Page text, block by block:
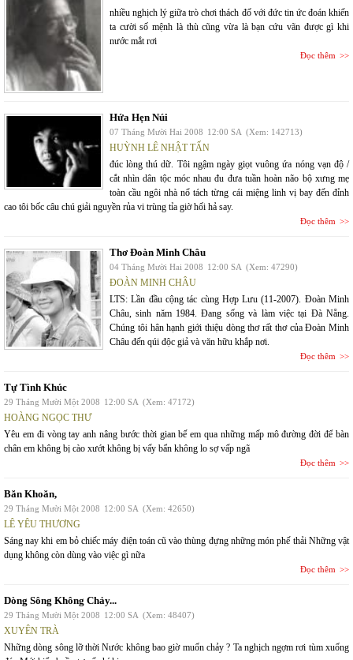
nhiều nghịch lý giữa trò chơi thách đố với đức tin ức đoán khiến
ta cười số mệnh là thù cũng vừa là bạn cứu vãn được gì khi
nước mắt rơi
Đọc thêm
Hứa Hẹn Núi
07 Tháng Mười Hai 2008 12:00 SA (Xem: 142713)
HUỲNH LÊ NHẬT TẤN
đúc lòng thú dữ. Tôi ngậm ngày giọt vuông ứa nóng vạn độ /
cắt nhìn dân tộc móc nhau đu đưa tuần hoàn não bộ xưng mẹ
toàn cầu ngôi nhà nổ tách từng cái miệng linh vị bay đến đỉnh
cao tôi bốc câu chú giải nguyền rủa vi trùng tỉa giờ hối hả say.
Đọc thêm
Thơ Đoàn Minh Châu
04 Tháng Mười Hai 2008 12:00 SA (Xem: 47290)
ĐOÀN MINH CHÂU
LTS: Lần đầu cộng tác cùng Hợp Lưu (11-2007). Đoàn Minh
Châu, sinh năm 1984. Đang sống và làm việc tại Đà Nẵng.
Chúng tôi hân hạnh giới thiệu dòng thơ rất thơ của Đoàn Minh
Châu đến qúi độc giả và văn hữu khắp nơi.
Đọc thêm
Tự Tình Khúc
29 Tháng Mười Một 2008 12:00 SA (Xem: 47172)
HOÀNG NGỌC THƯ
Yêu em đi vòng tay anh nâng bước thời gian bế em qua những mấp mô đường đời để bàn
chân em không bị cào xướt không bị vấy bẩn không lo sợ vấp ngã
Đọc thêm
Băn Khoăn,
29 Tháng Mười Một 2008 12:00 SA (Xem: 42650)
LÊ YÊU THƯƠNG
Sáng nay khi em bỏ chiếc máy điện toán cũ vào thùng đựng những món phế thải Những vật
dụng không còn dùng vào việc gì nữa
Đọc thêm
Dòng Sông Không Chảy...
29 Tháng Mười Một 2008 12:00 SA (Xem: 48407)
XUYÊN TRÀ
Những dòng sông lỡ thời Nước không bao giờ muốn chảy ? Ta nghịch ngợm rơi tùm xuống